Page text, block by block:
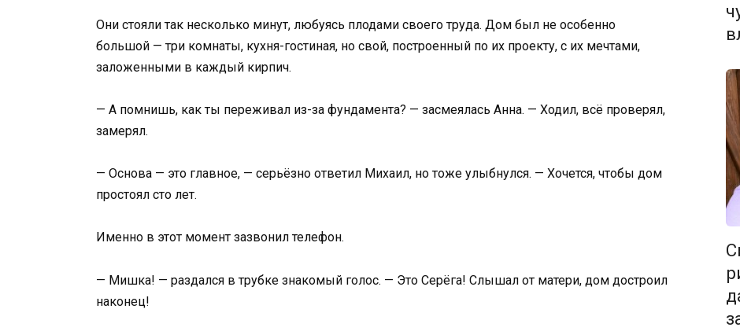
Они стояли так несколько минут, любуясь плодами своего труда. Дом был не особенно
большой — три комнаты, кухня-гостиная, но свой, построенный по их проекту, с их мечтами,
заложенными в каждый кирпич.
— А помнишь, как ты переживал из-за фундамента? — засмеялась Анна. — Ходил, всё проверял,
замерял.
— Основа — это главное, — серьёзно ответил Михаил, но тоже улыбнулся. — Хочется, чтобы дом
простоял сто лет.
Именно в этот момент зазвонил телефон.
— Мишка! — раздался в трубке знакомый голос. — Это Серёга! Слышал от матери, дом достроил
наконец!